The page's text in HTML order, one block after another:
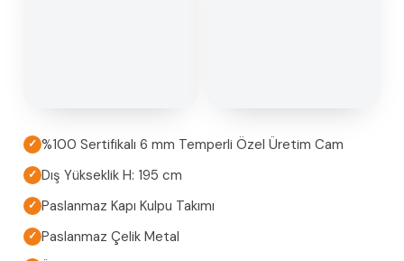
✓ %100 Sertifikalı 6 mm Temperli Özel Üretim Cam
✓ Dış Yükseklik H: 195 cm
✓ Paslanmaz Kapı Kulpu Takımı
✓ Paslanmaz Çelik Metal